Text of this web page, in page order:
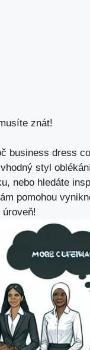
znát!
business dress
styl
nebo hledáte
pomohou